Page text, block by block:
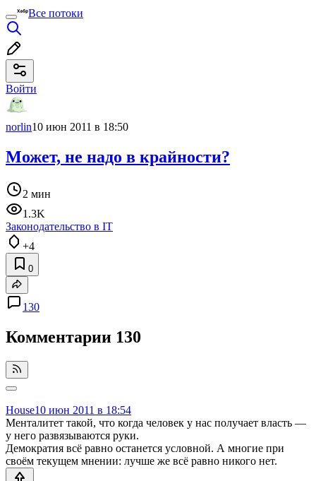
Все потоки
Войти
norlin10 июн 2011 в 18:50
Может, не надо в крайности?
2 мин
1.3K
Законодательство в IT
+4
0
130
Комментарии 130
House10 июн 2011 в 18:54
Менталитет такой, что когда человек у нас получает власть —
у него развязываются руки.
Демократия всё равно останется условной. А многие при
своём текущем мнении: лучше же всё равно никого нет.